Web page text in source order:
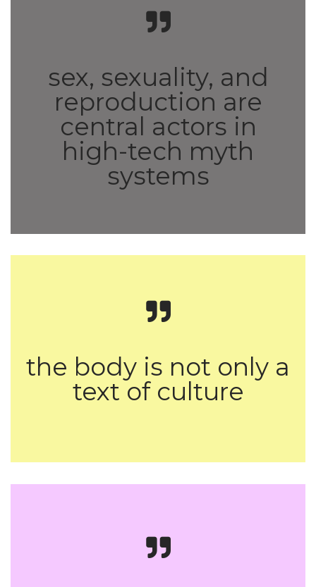
sex, sexuality, and
reproduction are
central actors in
high-tech myth
systems
Century. In Simians, Cyborgs, and Women: The Reinvention
the body is not only a
text of culture
Unbearable Weight: Feminism, Western